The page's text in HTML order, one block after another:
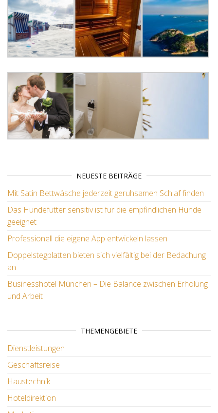
NEUESTE BEITRÄGE
Mit Satin Bettwäsche jederzeit geruhsamen Schlaf finden
Das Hundefutter sensitiv ist für die empfindlichen Hunde
geeignet
Professionell die eigene App entwickeln lassen
Doppelstegplatten bieten sich vielfältig bei der Bedachung
an
Businesshotel München – Die Balance zwischen Erholung
und Arbeit
THEMENGEBIETE
Dienstleistungen
Geschäftsreise
Haustechnik
Hoteldirektion